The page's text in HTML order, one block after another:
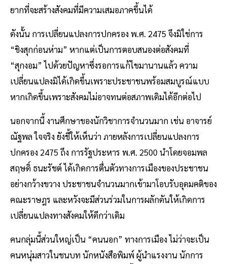
ยากที่จะสร้างสังคมที่มีความเสมอภาคขึ้นได้
ดังนั้น การเปลี่ยนแปลงการปกครอง พ.ศ. 2475 จึงมิใช่การ
“ชิงสุกก่อนห่าม” หากแต่เป็นการตอบสนองต่อสังคมที่
“สุกงอม” ไปด้วยปัญหาซึ่งรอการแก้ไขมานานแล้ว ความ
เปลี่ยนแปลงมิได้เกิดขึ้นเพราะประชาชนพร้อมสมบูรณ์แบบ
หากเกิดขึ้นเพราะสังคมไม่อาจทนต่อสภาพเดิมได้อีกต่อไป
นอกจากนี้ งานศึกษาของนักวิชาการจำนวนมาก เช่น อาจารย์
ณัฐพล ใจจริง ยังชี้ให้เห็นว่า ภายหลังการเปลี่ยนแปลงการ
ปกครอง 2475 ถึง การรัฐประหาร พ.ศ. 2500 นำโดยจอมพล
สฤษดิ์ ธนะรัชต์ ได้เกิดการตื่นตัวทางการเมืองของประชาชน
อย่างกว้างขวาง ประชาชนจำนวนมากเข้ามาโอบรับอุดมคติของ
คณะราษฎร และหวังจะมีส่วนร่วมในการผลักดันให้เกิดการ
เปลี่ยนแปลงทางสังคมให้ดีกว่าเดิม
คนกลุ่มนี้ส่วนใหญ่เป็น “คนนอก” ทางการเมือง ไม่ว่าจะเป็น
คนหนุ่มสาวในชนบท นักหนังสือพิมพ์ ผู้นำแรงงาน นักการ